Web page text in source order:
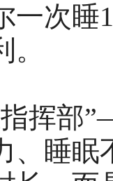
一次睡
挥部
、睡眠